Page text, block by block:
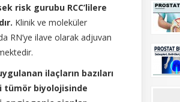
risk gurubu RCC’lilere
Klinik ve moleküler
RN’ye ilave olarak adjuvan
ilaçların bazıları
tümör biyolojisinde